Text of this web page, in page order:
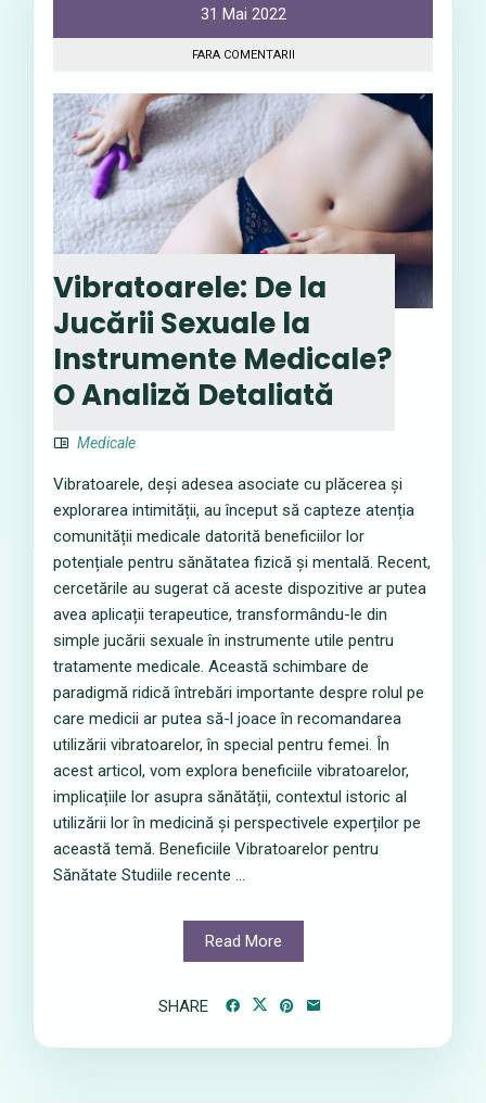
31 Mai 2022
FARA COMENTARII
Vibratoarele: De la
Jucării Sexuale la
Instrumente Medicale?
O Analiză Detaliată
Medicale
Vibratoarele, deși adesea asociate cu plăcerea și
explorarea intimității, au început să capteze atenția
comunității medicale datorită beneficiilor lor
potențiale pentru sănătatea fizică și mentală. Recent,
cercetările au sugerat că aceste dispozitive ar putea
avea aplicații terapeutice, transformându-le din
simple jucării sexuale în instrumente utile pentru
tratamente medicale. Această schimbare de
paradigmă ridică întrebări importante despre rolul pe
care medicii ar putea să-l joace în recomandarea
utilizării vibratoarelor, în special pentru femei. În
acest articol, vom explora beneficiile vibratoarelor,
implicațiile lor asupra sănătății, contextul istoric al
utilizării lor în medicină și perspectivele experților pe
această temă. Beneficiile Vibratoarelor pentru
Sănătate Studiile recente ...
Read More
SHARE